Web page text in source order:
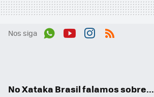
Nos siga
No Xataka Brasil falamos sobre...